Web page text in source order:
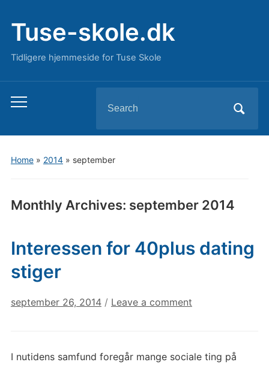
Tuse-skole.dk
Tidligere hjemmeside for Tuse Skole
Toggle
menu
for:
Home» 2014» september
Monthly Archives: september 2014
Interessen for 40plus dating
stiger
september 26, 2014 / Leave a comment
I nutidens samfund foregår mange sociale ting på